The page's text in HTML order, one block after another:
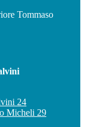
Tommaso
24
Micheli 29